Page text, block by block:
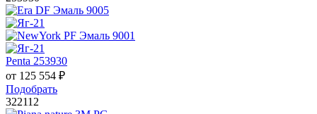
Penta 253930
от 125 554 ₽
Подобрать
322112